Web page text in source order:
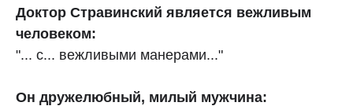
Доктор Стравинский является вежливым
человеком:
"... с... вежливыми манерами..."
Он дружелюбный, милый мужчина: